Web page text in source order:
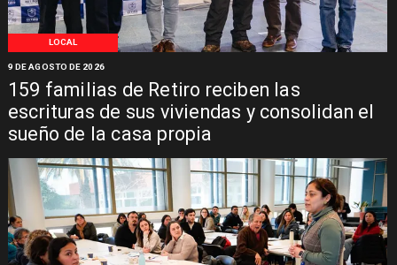
LOCAL
159 familias de Retiro reciben las
escrituras de sus viviendas y consolidan el
sueño de la casa propia
9 DE AGOSTO DE 2026